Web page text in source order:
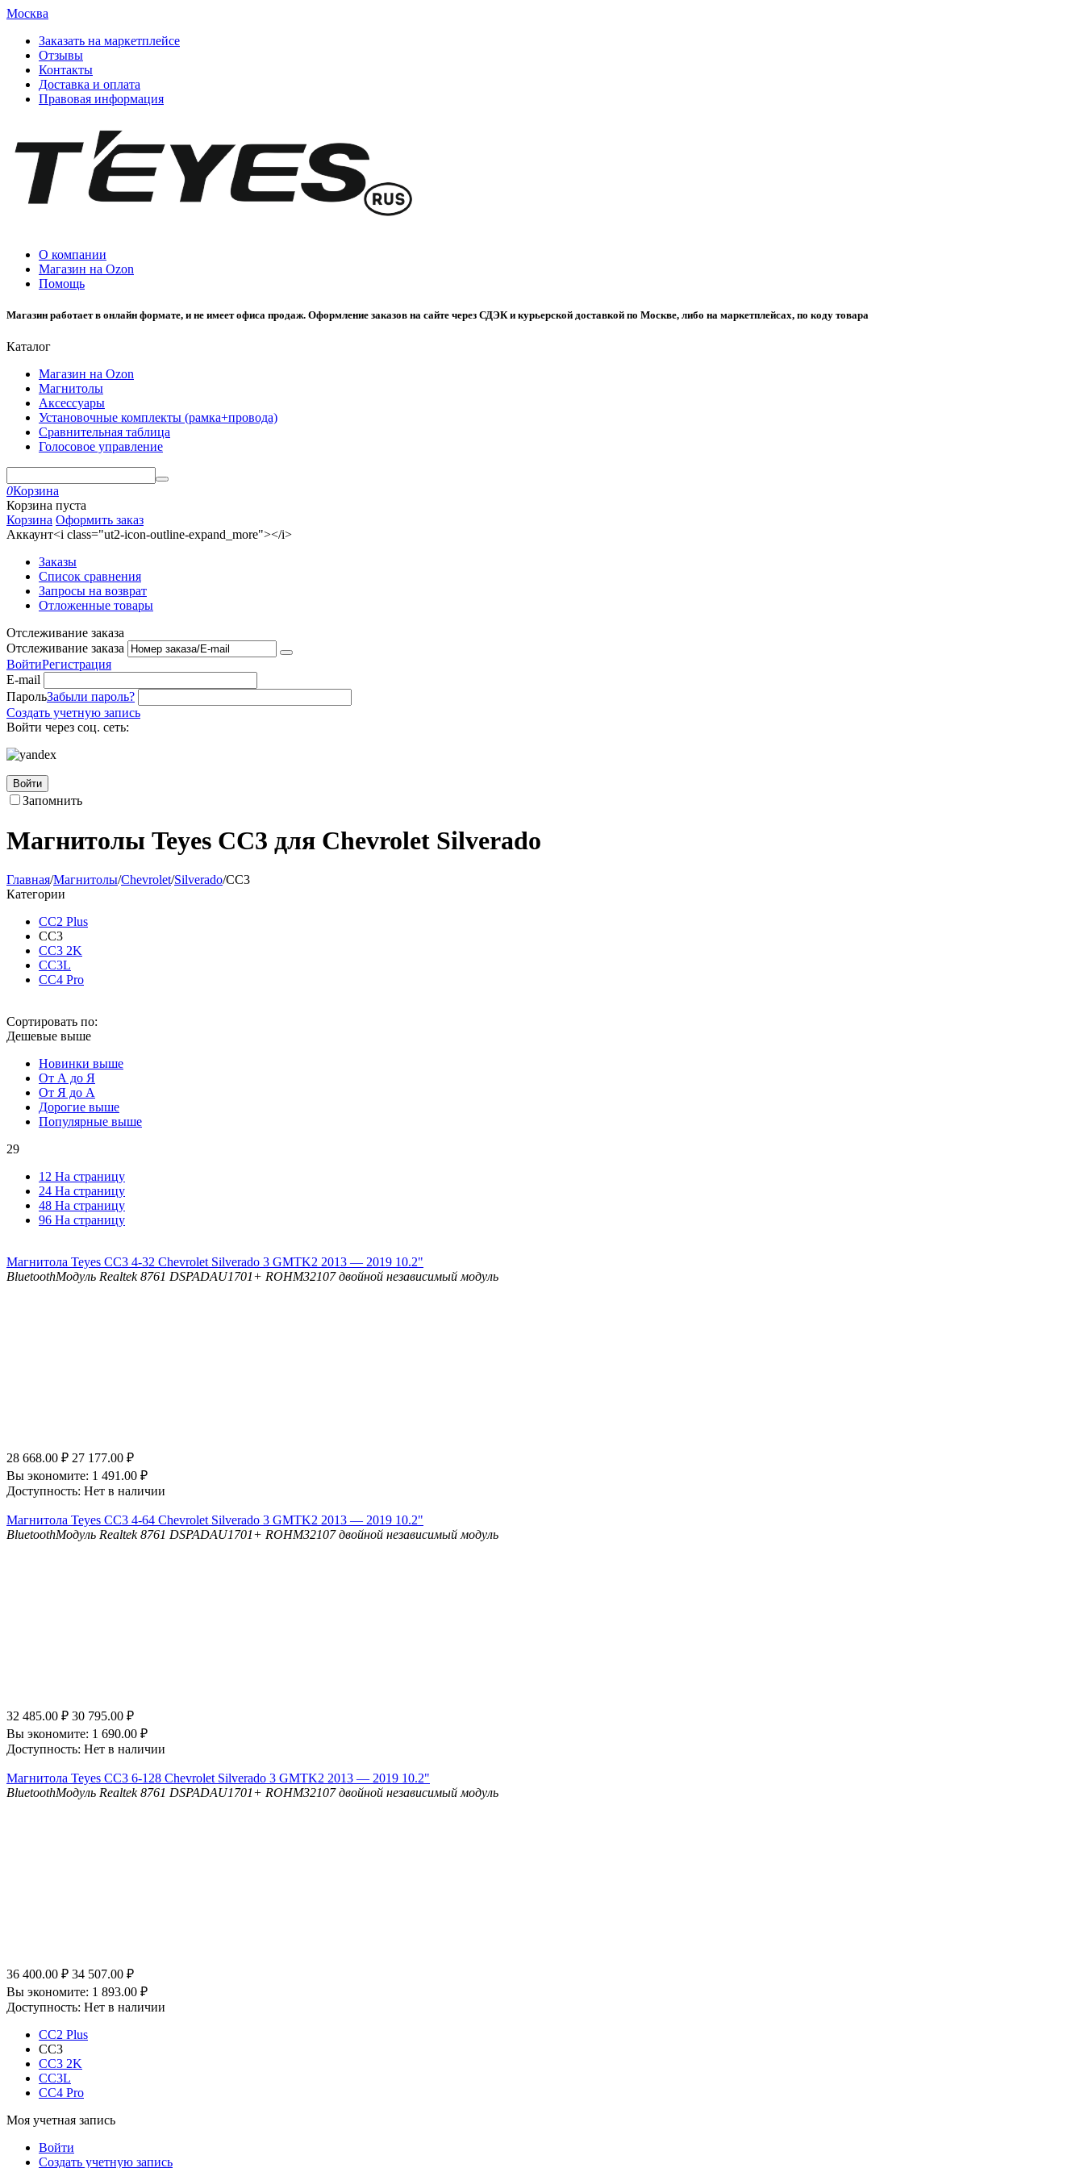
Москва
Заказать на маркетплейсе
Отзывы
Контакты
Доставка и оплата
Правовая информация
О компании
Магазин на Ozon
Помощь
Магазин работает в онлайн формате, и не имеет офиса продаж. Оформление заказов на сайте через СДЭК и курьерской доставкой по Москве, либо на маркетплейсах, по коду товара
Каталог
Магазин на Ozon
Магнитолы
Аксессуары
Установочные комплекты (рамка+провода)
Сравнительная таблица
Голосовое управление
0Корзина
Корзина пуста
Корзина Оформить заказ
Аккаунт<i class="ut2-icon-outline-expand_more"></i>
Заказы
Список сравнения
Запросы на возврат
Отложенные товары
Отслеживание заказа
Отслеживание заказа
ВойтиРегистрация
E-mail
ПарольЗабыли пароль?
Создать учетную запись
Войти через соц. сеть:
Войти
Запомнить
Магнитолы Teyes CC3 для Chevrolet Silverado
Главная/Магнитолы/Chevrolet/Silverado/CC3
Категории
CC2 Plus
CC3
CC3 2K
CC3L
CC4 Pro
Сортировать по:
Дешевые выше
Новинки выше
От А до Я
От Я до А
Дорогие выше
Популярные выше
29
12 На страницу
24 На страницу
48 На страницу
96 На страницу
Магнитола Teyes CC3 4-32 Chevrolet Silverado 3 GMTK2 2013 — 2019 10.2"
BluetoothМодуль Realtek 8761 DSPADAU1701+ ROHM32107 двойной независимый модуль
28 668.00 ₽ 27 177.00 ₽
Вы экономите: 1 491.00 ₽
Доступность: Нет в наличии
Магнитола Teyes CC3 4-64 Chevrolet Silverado 3 GMTK2 2013 — 2019 10.2"
BluetoothМодуль Realtek 8761 DSPADAU1701+ ROHM32107 двойной независимый модуль
32 485.00 ₽ 30 795.00 ₽
Вы экономите: 1 690.00 ₽
Доступность: Нет в наличии
Магнитола Teyes CC3 6-128 Chevrolet Silverado 3 GMTK2 2013 — 2019 10.2"
BluetoothМодуль Realtek 8761 DSPADAU1701+ ROHM32107 двойной независимый модуль
36 400.00 ₽ 34 507.00 ₽
Вы экономите: 1 893.00 ₽
Доступность: Нет в наличии
CC2 Plus
CC3
CC3 2K
CC3L
CC4 Pro
Моя учетная запись
Войти
Создать учетную запись